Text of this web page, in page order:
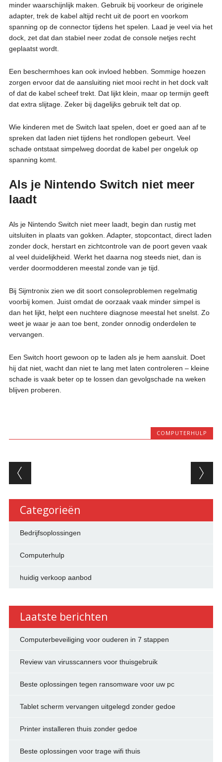
minder waarschijnlijk maken. Gebruik bij voorkeur de originele
adapter, trek de kabel altijd recht uit de poort en voorkom
spanning op de connector tijdens het spelen. Laad je veel via het
dock, zet dat dan stabiel neer zodat de console netjes recht
geplaatst wordt.
Een beschermhoes kan ook invloed hebben. Sommige hoezen
zorgen ervoor dat de aansluiting niet mooi recht in het dock valt
of dat de kabel scheef trekt. Dat lijkt klein, maar op termijn geeft
dat extra slijtage. Zeker bij dagelijks gebruik telt dat op.
Wie kinderen met de Switch laat spelen, doet er goed aan af te
spreken dat laden niet tijdens het rondlopen gebeurt. Veel
schade ontstaat simpelweg doordat de kabel per ongeluk op
spanning komt.
Als je Nintendo Switch niet meer
laadt
Als je Nintendo Switch niet meer laadt, begin dan rustig met
uitsluiten in plaats van gokken. Adapter, stopcontact, direct laden
zonder dock, herstart en zichtcontrole van de poort geven vaak
al veel duidelijkheid. Werkt het daarna nog steeds niet, dan is
verder doormodderen meestal zonde van je tijd.
Bij Sijmtronix zien we dit soort consoleproblemen regelmatig
voorbij komen. Juist omdat de oorzaak vaak minder simpel is
dan het lijkt, helpt een nuchtere diagnose meestal het snelst. Zo
weet je waar je aan toe bent, zonder onnodig onderdelen te
vervangen.
Een Switch hoort gewoon op te laden als je hem aansluit. Doet
hij dat niet, wacht dan niet te lang met laten controleren – kleine
schade is vaak beter op te lossen dan gevolgschade na weken
blijven proberen.
COMPUTERHULP
Berichtnavigatie
Categorieën
Bedrijfsoplossingen
Computerhulp
huidig verkoop aanbod
Laatste berichten
Computerbeveiliging voor ouderen in 7 stappen
Review van virusscanners voor thuisgebruik
Beste oplossingen tegen ransomware voor uw pc
Tablet scherm vervangen uitgelegd zonder gedoe
Printer installeren thuis zonder gedoe
Beste oplossingen voor trage wifi thuis